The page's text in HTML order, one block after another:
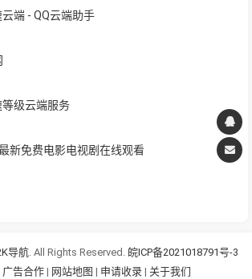
端 - QQ云端助手
级云端服务
新免费电影电视剧在线观看
导航. All Rights Reserved. 皖ICP备2021018791号-3
广告合作 | 网站地图 | 申请收录 | 关于我们